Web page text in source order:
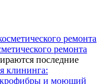
ремонта
последние